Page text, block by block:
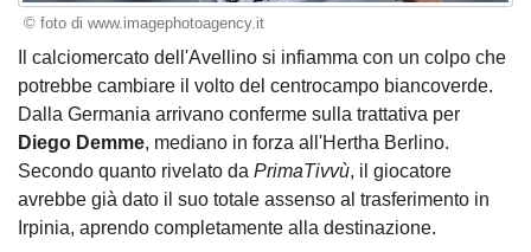
© foto di www.imagephotoagency.it
Il calciomercato dell'Avellino si infiamma con un colpo che
potrebbe cambiare il volto del centrocampo biancoverde.
Dalla Germania arrivano conferme sulla trattativa per
Diego Demme, mediano in forza all'Hertha Berlino.
Secondo quanto rivelato da PrimaTivvù, il giocatore
avrebbe già dato il suo totale assenso al trasferimento in
Irpinia, aprendo completamente alla destinazione.